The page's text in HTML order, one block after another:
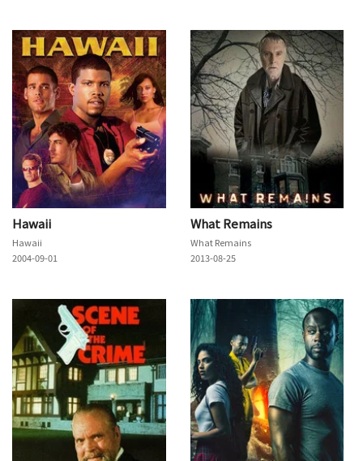
Hawaii
Hawaii
2004-09-01
What Remains
What Remains
2013-08-25